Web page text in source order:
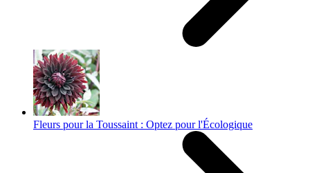
Fleurs pour la Toussaint : Optez pour l'Écologique